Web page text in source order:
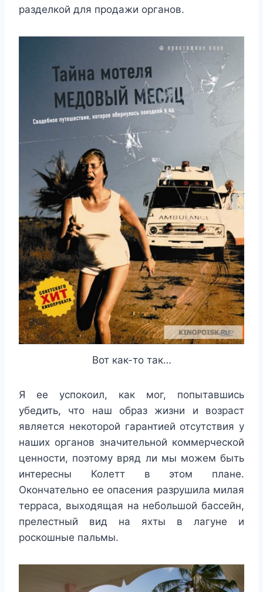
разделкой для продажи органов.
Вот как-то так…
Я ее успокоил, как мог, попытавшись
убедить, что наш образ жизни и возраст
является некоторой гарантией отсутствия у
наших органов значительной коммерческой
ценности, поэтому вряд ли мы можем быть
интересны Колетт в этом плане.
Окончательно ее опасения разрушила милая
терраса, выходящая на небольшой бассейн,
прелестный вид на яхты в лагуне и
роскошные пальмы.